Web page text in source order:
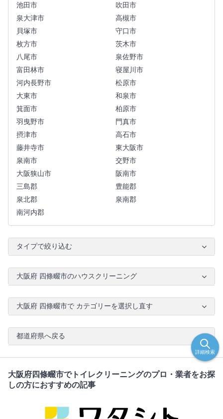
池田市
吹田市
泉大津市
高槻市
貝塚市
守口市
枚方市
茨木市
八尾市
泉佐野市
富田林市
寝屋川市
河内長野市
松原市
大東市
和泉市
箕面市
柏原市
羽曳野市
門真市
摂津市
高石市
藤井寺市
東大阪市
泉南市
交野市
大阪狭山市
阪南市
三島郡
豊能郡
泉北郡
泉南郡
南河内郡
タイプで絞り込む
大阪府 四條畷市のハウスクリーニング
大阪府 四條畷市で カテゴリーを選択し直す
都道府県へ戻る
大阪府四條畷市でトイレクリーニングのプロ・業者をお探
しの方におすすめの記事
詳細検索